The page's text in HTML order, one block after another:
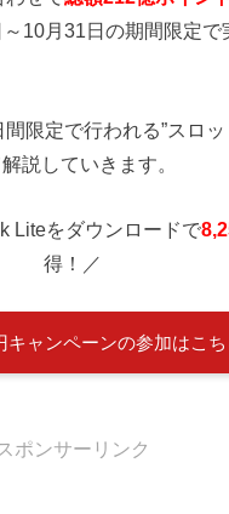
10月31日の期間限定で
限定で行われる”スロ
説していきます。
Liteをダウンロードで
得！／
キャンペーンの参加はこち
ポンサーリンク